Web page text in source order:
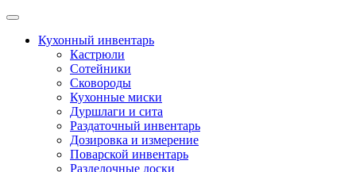
Skip
contentКухонный инвентарь
Кастрюли
Сотейники
Сковороды
Кухонные миски
Дуршлаги и сита
Раздаточный инвентарь
Дозировка и измерение
Поварской инвентарь
Разделочные доски